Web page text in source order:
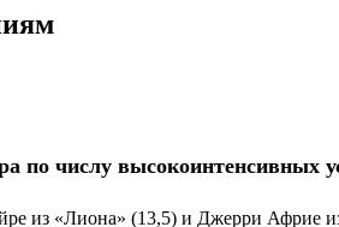
по числу высокоинтенсивных
из «Лиона» (13,5) и Джерри Африе